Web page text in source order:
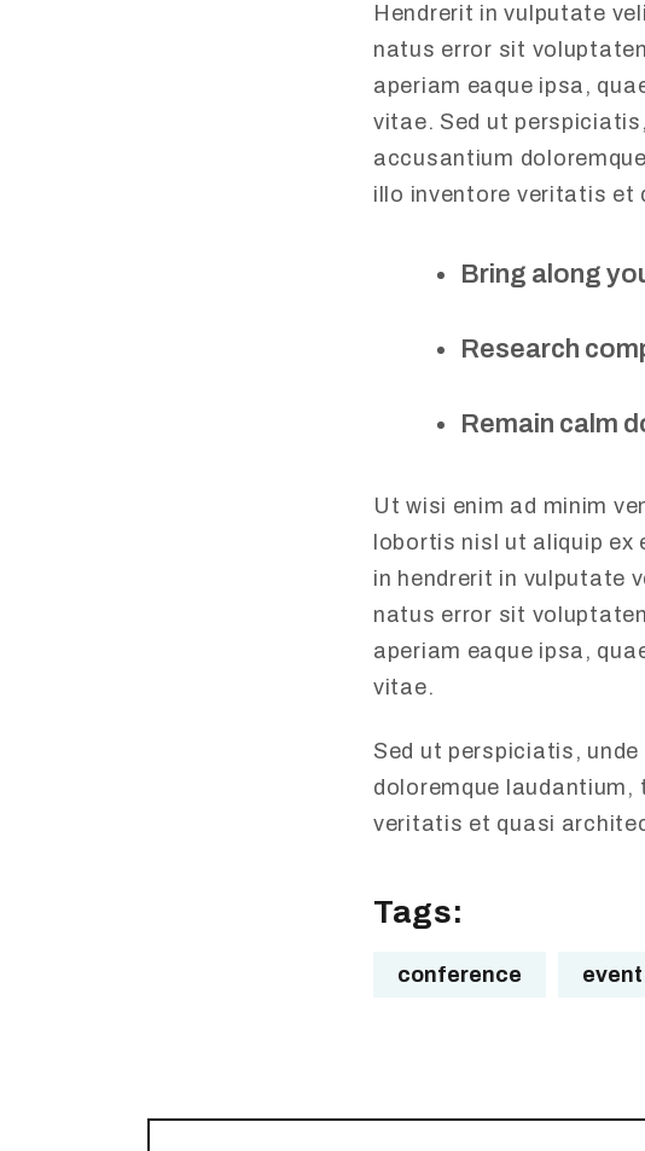
Hendrerit in vulputate
natus error sit
aperiam eaque ipsa,
vitae. Sed ut
accusantium
illo inventore veritatis et
Bring along
Research
Remain calm
Ut wisi enim ad minim
lobortis nisl ut aliquip ex
in hendrerit in vulputate
natus error sit
aperiam eaque ipsa,
vitae.
Sed ut perspiciatis,
doloremque laudantium,
veritatis et quasi
Tags:
conference event